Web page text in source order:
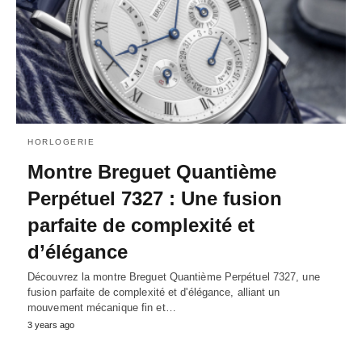
HORLOGERIE
Montre Breguet Quantième
Perpétuel 7327 : Une fusion
parfaite de complexité et
d’élégance
Découvrez la montre Breguet Quantième Perpétuel 7327, une
fusion parfaite de complexité et d'élégance, alliant un
mouvement mécanique fin et…
3 years ago